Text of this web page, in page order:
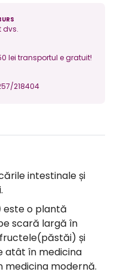
dvs.
lei transportul e gratuit!
218404
intestinale și
este o plantă
scară largă în
și
atât în medicina
medicina modernă.